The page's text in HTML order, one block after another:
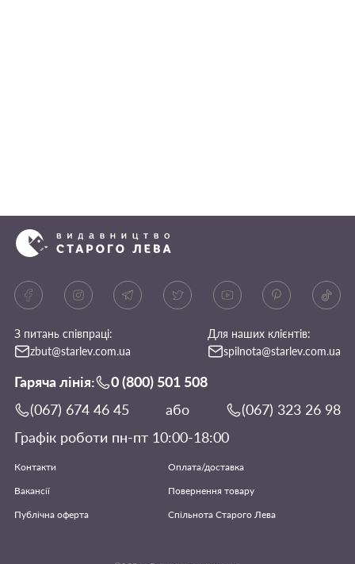
З питань співпраці:
zbut@starlev.com.ua
Для наших клієнтів:
spilnota@starlev.com.ua
Гаряча лінія:
0 (800) 501 508
(067) 674 46 45
або
(067) 323 26 98
Графік роботи пн-пт 10:00-18:00
Контакти
Оплата/доставка
Вакансії
Повернення товару
Публічна оферта
Спільнота Старого Лева